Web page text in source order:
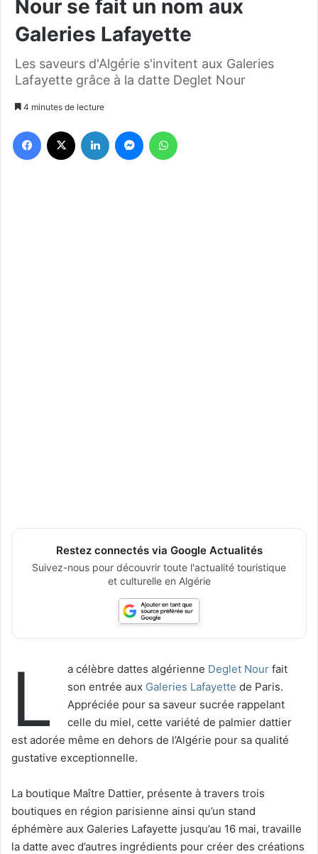
Nour se fait un nom aux
Galeries Lafayette
Les saveurs d'Algérie s'invitent aux Galeries
Lafayette grâce à la datte Deglet Nour
4 minutes de lecture
Restez connectés via Google Actualités
Suivez-nous pour découvrir toute l'actualité touristique
et culturelle en Algérie
L a célèbre dattes algérienne Deglet Nour fait
son entrée aux Galeries Lafayette de Paris.
Appréciée pour sa saveur sucrée rappelant
celle du miel, cette variété de palmier dattier
est adorée même en dehors de l’Algérie pour sa qualité
gustative exceptionnelle.
La boutique Maître Dattier, présente à travers trois
boutiques en région parisienne ainsi qu’un stand
éphémère aux Galeries Lafayette jusqu’au 16 mai, travaille
la datte avec d’autres ingrédients pour créer des créations